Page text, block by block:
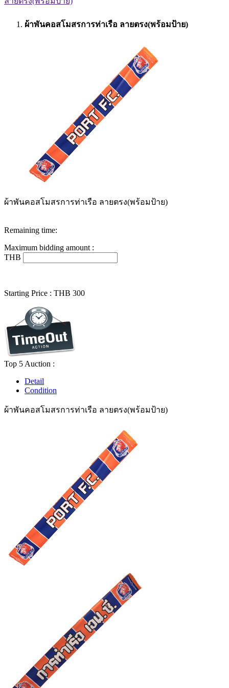
ผ้าพันคอสโมสรการท่าเรือ ลายตรง(พร้อมป้าย)
ผ้าพันคอสโมสรการท่าเรือ ลายตรง(พร้อมป้าย)
Remaining time:
Maximum bidding amount :
THB
Starting Price : THB 300
Top 5 Auction :
Detail
Condition
ผ้าพันคอสโมสรการท่าเรือ ลายตรง(พร้อมป้าย)